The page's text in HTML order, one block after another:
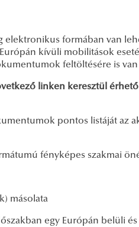
elektronikus formában van
kívüli mobilitások
feltöltésére is
linken keresztül
pontos listáját az
fényképes szakmai
másolata
egy Európán belüli